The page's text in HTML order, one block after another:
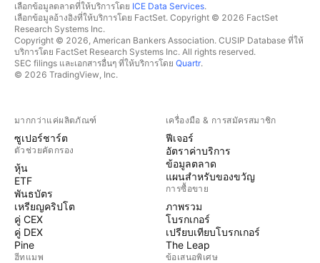
เลือกข้อมูลตลาดที่ให้บริการโดย ICE Data Services.
เลือกข้อมูลอ้างอิงที่ให้บริการโดย FactSet. Copyright © 2026 FactSet
Research Systems Inc.
Copyright © 2026, American Bankers Association. CUSIP Database ที่ให้
บริการโดย FactSet Research Systems Inc. All rights reserved.
SEC filings และเอกสารอื่นๆ ที่ให้บริการโดย Quartr.
© 2026 TradingView, Inc.
มากกว่าแค่ผลิตภัณฑ์
ซูเปอร์ชาร์ต
ตัวช่วยคัดกรอง
หุ้น
ETF
พันธบัตร
เหรียญคริปโต
คู่ CEX
คู่ DEX
Pine
ฮีทแมพ
เครื่องมือ & การสมัครสมาชิก
ฟีเจอร์
อัตราค่าบริการ
ข้อมูลตลาด
แผนสำหรับของขวัญ
การซื้อขาย
ภาพรวม
โบรกเกอร์
เปรียบเทียบโบรกเกอร์
The Leap
ข้อเสนอพิเศษ